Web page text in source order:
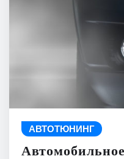
АВТОТЮНИНГ